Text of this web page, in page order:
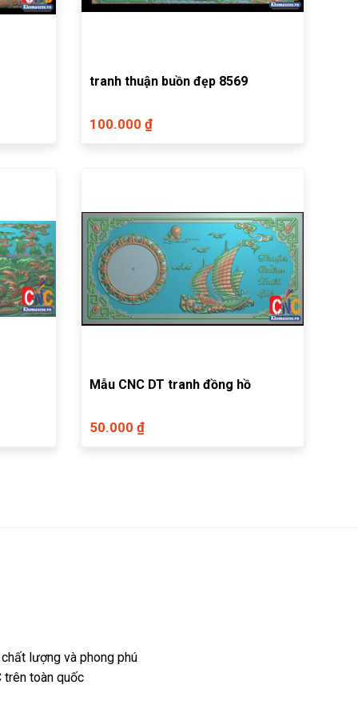
tranh thuận buồn đẹp 8569
100.000 ₫
Mẫu CNC DT tranh đồng hồ
50.000 ₫
lượng và phong phú
trên toàn quốc